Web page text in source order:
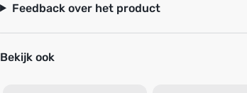
Feedback over het product
Bekijk ook